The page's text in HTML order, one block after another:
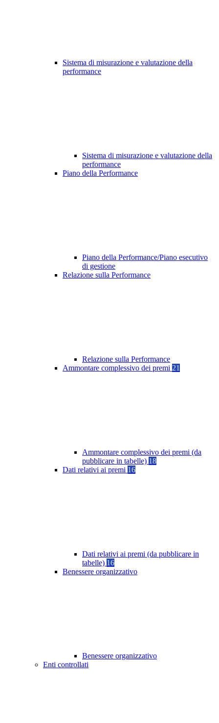
Sistema di misurazione e valutazione della
performance
Sistema di misurazione e valutazione della
performance
Piano della Performance
Piano della Performance/Piano esecutivo
di gestione
Relazione sulla Performance
Relazione sulla Performance
Ammontare complessivo dei premi 21
Ammontare complessivo dei premi (da
pubblicare in tabelle) 18
Dati relativi ai premi 16
Dati relativi ai premi (da pubblicare in
tabelle) 16
Benessere organizzativo
Benessere organizzativo
Enti controllati